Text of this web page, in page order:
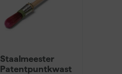
Staalmeester
Patentpuntkwast